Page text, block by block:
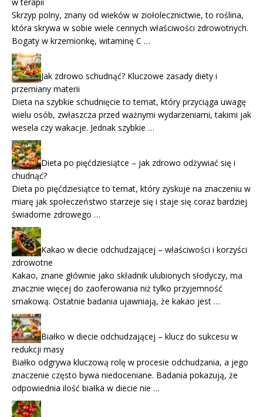
Skrzyp polny, znany od wieków w ziołolecznictwie, to roślina,
która skrywa w sobie wiele cennych właściwości zdrowotnych.
Bogaty w krzemionkę, witaminę C …
Jak zdrowo schudnąć? Kluczowe zasady diety i
przemiany materii
Dieta na szybkie schudnięcie to temat, który przyciąga uwagę
wielu osób, zwłaszcza przed ważnymi wydarzeniami, takimi jak
wesela czy wakacje. Jednak szybkie …
Dieta po pięćdziesiątce – jak zdrowo odżywiać się i
chudnąć?
Dieta po pięćdziesiątce to temat, który zyskuje na znaczeniu w
miarę jak społeczeństwo starzeje się i staje się coraz bardziej
świadome zdrowego …
Kakao w diecie odchudzającej – właściwości i korzyści
zdrowotne
Kakao, znane głównie jako składnik ulubionych słodyczy, ma
znacznie więcej do zaoferowania niż tylko przyjemność
smakową. Ostatnie badania ujawniają, że kakao jest …
Białko w diecie odchudzającej – klucz do sukcesu w
redukcji masy
Białko odgrywa kluczową rolę w procesie odchudzania, a jego
znaczenie często bywa niedoceniane. Badania pokazują, że
odpowiednia ilość białka w diecie nie …